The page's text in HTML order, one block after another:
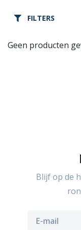
FILTERS
Geen producten
Blijf op de